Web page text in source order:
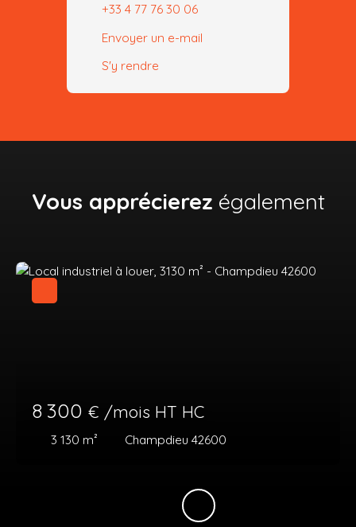
+33 4 77 76 30 06
Envoyer un e-mail
S'y rendre
Vous apprécierez également
8 300 € /mois HT HC
3 130 m² Champdieu 42600